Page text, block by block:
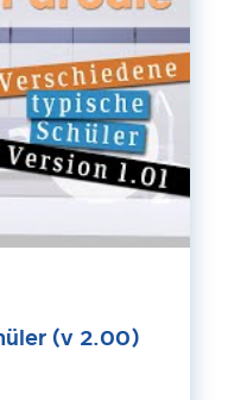
(v 2.00)